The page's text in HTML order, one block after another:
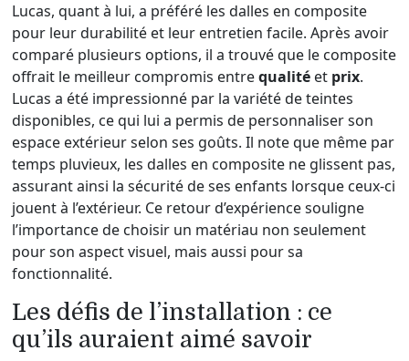
Lucas, quant à lui, a préféré les dalles en composite
pour leur durabilité et leur entretien facile. Après avoir
comparé plusieurs options, il a trouvé que le composite
offrait le meilleur compromis entrequalité et prix.
Lucas a été impressionné par la variété de teintes
disponibles, ce qui lui a permis de personnaliser son
espace extérieur selon ses goûts. Il note que même par
temps pluvieux, les dalles en composite ne glissent pas,
assurant ainsi la sécurité de ses enfants lorsque ceux-ci
jouent à l’extérieur. Ce retour d’expérience souligne
l’importance de choisir un matériau non seulement
pour son aspect visuel, mais aussi pour sa
fonctionnalité.
Les défis de l’installation : ce
qu’ils auraient aimé savoir